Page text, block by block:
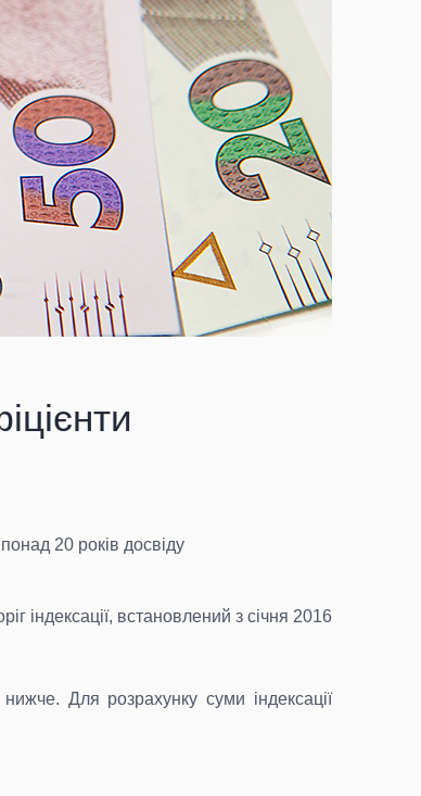
20 років досвіду
індексації, встановлений з січня 2016
Для розрахунку суми індексації